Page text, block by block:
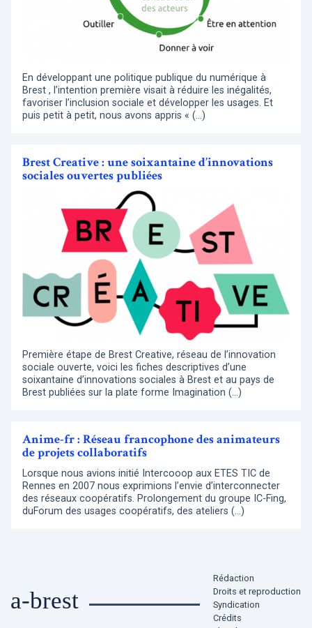
En développant une politique publique du numérique à
Brest , l’intention première visait à réduire les inégalités,
favoriser l’inclusion sociale et développer les usages. Et
puis petit à petit, nous avons appris « (…)
Brest Creative : une soixantaine d’innovations
sociales ouvertes publiées
Première étape de Brest Creative, réseau de l’innovation
sociale ouverte, voici les fiches descriptives d’une
soixantaine d’innovations sociales à Brest et au pays de
Brest publiées sur la plate forme Imagination (…)
Anime-fr : Réseau francophone des animateurs
de projets collaboratifs
Lorsque nous avions initié Intercooop aux ETES TIC de
Rennes en 2007 nous exprimions l’envie d’interconnecter
des réseaux coopératifs. Prolongement du groupe IC-Fing,
duForum des usages coopératifs, des ateliers (…)
a-brest
Rédaction
Droits et reproduction
Syndication
Crédits